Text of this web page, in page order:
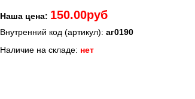
Наша цена: 150.00руб
Внутренний код (артикул): аг0190
Наличие на складе: нет